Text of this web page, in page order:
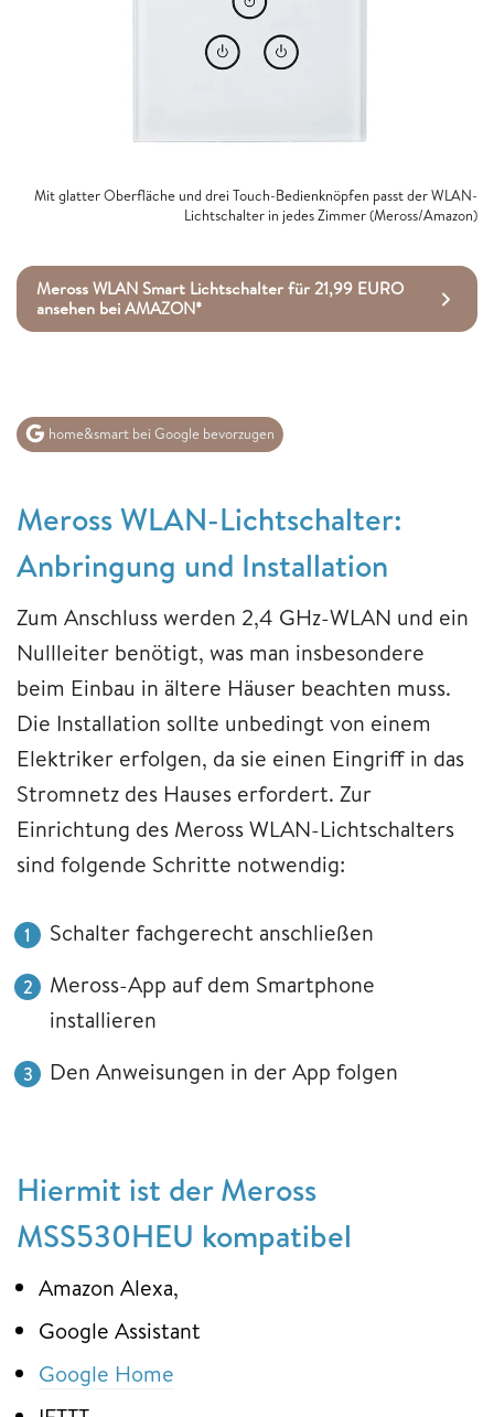
Mit glatter Oberfläche und drei Touch-Bedienknöpfen passt der WLAN-
Lichtschalter in jedes Zimmer (Meross/Amazon)
Meross WLAN Smart Lichtschalter für 21,99 EURO
ansehen bei AMAZON*
home&smart bei Google bevorzugen
Meross WLAN-Lichtschalter:
Anbringung und Installation
Zum Anschluss werden 2,4 GHz-WLAN und ein
Nullleiter benötigt, was man insbesondere
beim Einbau in ältere Häuser beachten muss.
Die Installation sollte unbedingt von einem
Elektriker erfolgen, da sie einen Eingriff in das
Stromnetz des Hauses erfordert. Zur
Einrichtung des Meross WLAN-Lichtschalters
sind folgende Schritte notwendig:
Schalter fachgerecht anschließen
Meross-App auf dem Smartphone
installieren
Den Anweisungen in der App folgen
Hiermit ist der Meross
MSS530HEU kompatibel
Amazon Alexa,
Google Assistant
Google Home